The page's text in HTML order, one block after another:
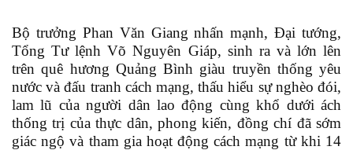
Bộ trưởng Phan Văn Giang nhấn mạnh, Đại tướng,
Tổng Tư lệnh Võ Nguyên Giáp, sinh ra và lớn lên
trên quê hương Quảng Bình giàu truyền thống yêu
nước và đấu tranh cách mạng, thấu hiểu sự nghèo đói,
lam lũ của người dân lao động cùng khổ dưới ách
thống trị của thực dân, phong kiến, đồng chí đã sớm
giác ngộ và tham gia hoạt động cách mạng từ khi 14